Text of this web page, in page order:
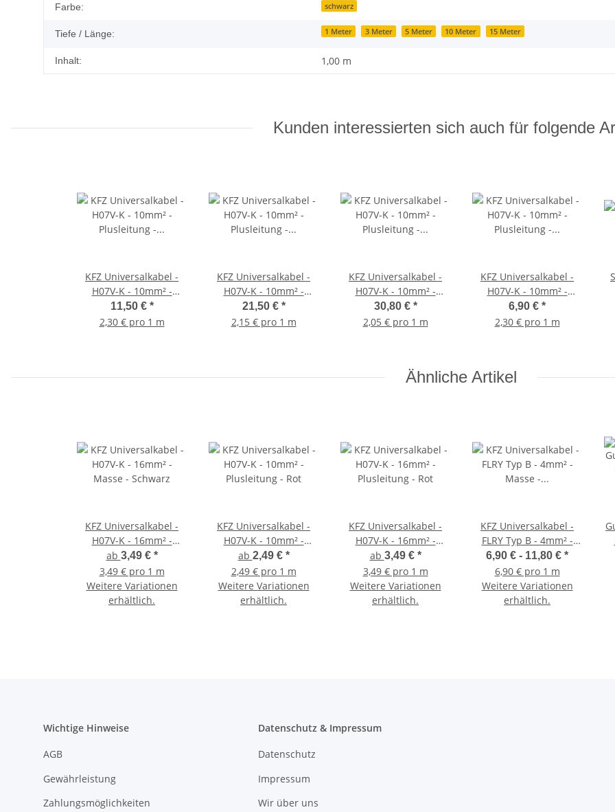
Farbe: schwarz
Tiefe / Länge: 1 Meter 3 Meter 5 Meter 10 Meter 15 Meter
Inhalt: 1,00 m
Kunden interessierten sich auch für folgende
KFZ Universalkabel -
H07V-K - 10mm² -
Plusleitung - Rot 5
Meter
11,50 € *
2,30 € pro 1 m
KFZ Universalkabel -
H07V-K - 10mm² -
Plusleitung - Rot 10
Meter
21,50 € *
2,15 € pro 1 m
KFZ Universalkabel -
H07V-K - 10mm² -
Plusleitung - Rot 15
Meter
30,80 € *
2,05 € pro 1 m
KFZ Universalkabel -
H07V-K - 10mm² -
Plusleitung - Rot 3
Meter
6,90 € *
2,30 € pro 1 m
Ähnliche Artikel
KFZ Universalkabel -
H07V-K - 16mm² -
Masse - Schwarz
ab 3,49 € *
3,49 € pro 1 m
Weitere Variationen
erhältlich.
KFZ Universalkabel -
H07V-K - 10mm² -
Plusleitung - Rot
ab 2,49 € *
2,49 € pro 1 m
Weitere Variationen
erhältlich.
KFZ Universalkabel -
H07V-K - 16mm² -
Plusleitung - Rot
ab 3,49 € *
3,49 € pro 1 m
Weitere Variationen
erhältlich.
KFZ Universalkabel -
FLRY Typ B - 4mm² -
Masse - Schwarz
6,90 € - 11,80 € *
6,90 € pro 1 m
Weitere Variationen
erhältlich.
Wichtige Hinweise
AGB
Gewährleistung
Zahlungsmöglichkeiten
Datenschutz & Impressum
Datenschutz
Impressum
Wir über uns